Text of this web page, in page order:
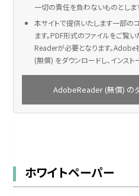
一切の責任を負わないものとしま
本サイトで提供いたします一部の
ます。PDF形式のファイルをご覧
Readerが必要となります。
(無償) をダウンロードし、インスト
AdobeReader (無償) の
ホワイトペーパー